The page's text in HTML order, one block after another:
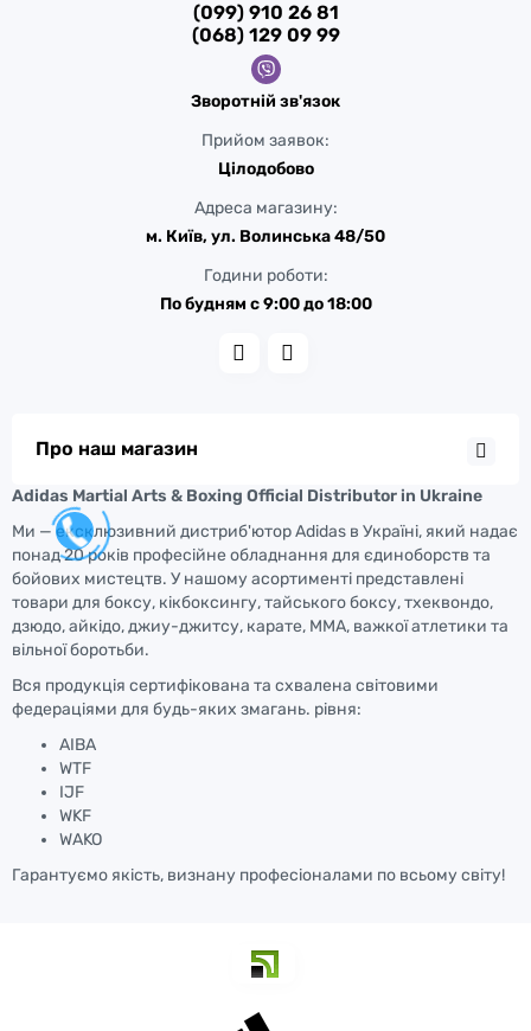
(099) 910 26 81
(068) 129 09 99
Зворотній зв'язок
Прийом заявок:
Цілодобово
Адреса магазину:
м. Київ, ул. Волинська 48/50
Години роботи:
По будням с 9:00 до 18:00
Про наш магазин
Adidas Martial Arts & Boxing Official Distributor in Ukraine
Ми — ексклюзивний дистриб'ютор Adidas в Україні, який надає
понад 20 років професійне обладнання для єдиноборств та
бойових мистецтв. У нашому асортименті представлені
товари для боксу, кікбоксингу, тайського боксу, тхеквондо,
дзюдо, айкідо, джиу-джитсу, карате, ММА, важкої атлетики та
вільної боротьби.
Вся продукція сертифікована та схвалена світовими
федераціями для будь-яких змагань. рівня:
AIBA
WTF
IJF
WKF
WAKO
Гарантуємо якість, визнану професіоналами по всьому світу!